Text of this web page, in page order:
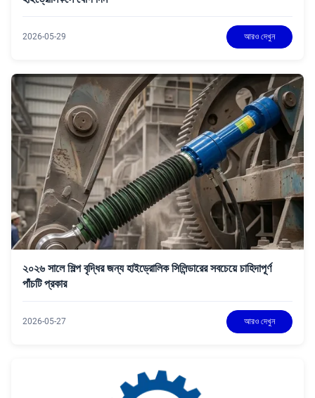
2026-05-29 আরও দেখুন
২০২৬ সালে শিল্প বৃদ্ধির জন্য হাইড্রোলিক সিলিন্ডারের সবচেয়ে চাহিদাপূর্ণ
পাঁচটি প্রকার
2026-05-27 আরও দেখুন